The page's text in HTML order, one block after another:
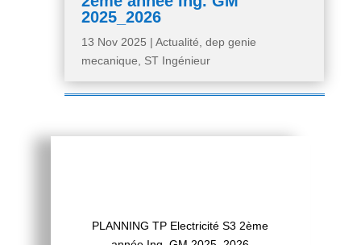
2025_2026
13 Nov 2025 | Actualité dep genie
mecanique
ST Ingénieur
PLANNING TP Electricité S3 2ème